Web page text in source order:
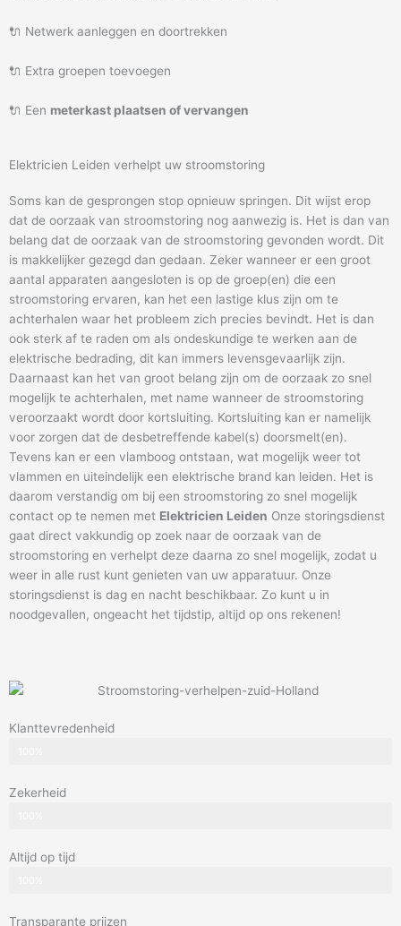
🔌 Netwerk aanleggen en doortrekken
🔌 Extra groepen toevoegen
🔌 Een meterkast plaatsen of vervangen
Elektricien Leiden verhelpt uw stroomstoring
Soms kan de gesprongen stop opnieuw springen. Dit wijst erop
dat de oorzaak van stroomstoring nog aanwezig is. Het is dan van
belang dat de oorzaak van de stroomstoring gevonden wordt. Dit
is makkelijker gezegd dan gedaan. Zeker wanneer er een groot
aantal apparaten aangesloten is op de groep(en) die een
stroomstoring ervaren, kan het een lastige klus zijn om te
achterhalen waar het probleem zich precies bevindt. Het is dan
ook sterk af te raden om als ondeskundige te werken aan de
elektrische bedrading, dit kan immers levensgevaarlijk zijn.
Daarnaast kan het van groot belang zijn om de oorzaak zo snel
mogelijk te achterhalen, met name wanneer de stroomstoring
veroorzaakt wordt door kortsluiting. Kortsluiting kan er namelijk
voor zorgen dat de desbetreffende kabel(s) doorsmelt(en).
Tevens kan er een vlamboog ontstaan, wat mogelijk weer tot
vlammen en uiteindelijk een elektrische brand kan leiden. Het is
daarom verstandig om bij een stroomstoring zo snel mogelijk
contact op te nemen met Elektricien Leiden Onze storingsdienst
gaat direct vakkundig op zoek naar de oorzaak van de
stroomstoring en verhelpt deze daarna zo snel mogelijk, zodat u
weer in alle rust kunt genieten van uw apparatuur. Onze
storingsdienst is dag en nacht beschikbaar. Zo kunt u in
noodgevallen, ongeacht het tijdstip, altijd op ons rekenen!
Klanttevredenheid
Zekerheid
Altijd op tijd
Transparante prijzen